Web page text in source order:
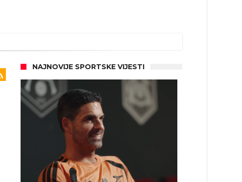
NAJNOVIJE SPORTSKE VIJESTI